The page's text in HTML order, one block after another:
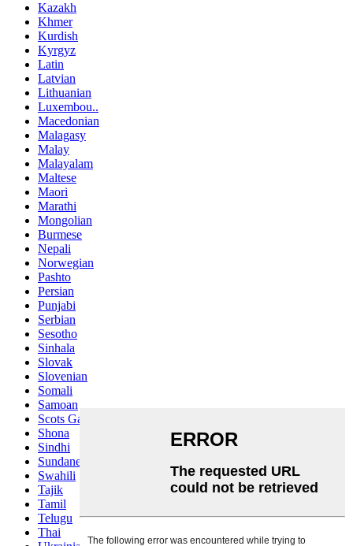
Kazakh
Khmer
Kurdish
Kyrgyz
Latin
Latvian
Lithuanian
Luxembou..
Macedonian
Malagasy
Malay
Malayalam
Maltese
Maori
Marathi
Mongolian
Burmese
Nepali
Norwegian
Pashto
Persian
Punjabi
Serbian
Sesotho
Sinhala
Slovak
Slovenian
Somali
Samoan
Scots Gaelic
Shona
Sindhi
Sundanese
Swahili
Tajik
Tamil
Telugu
Thai